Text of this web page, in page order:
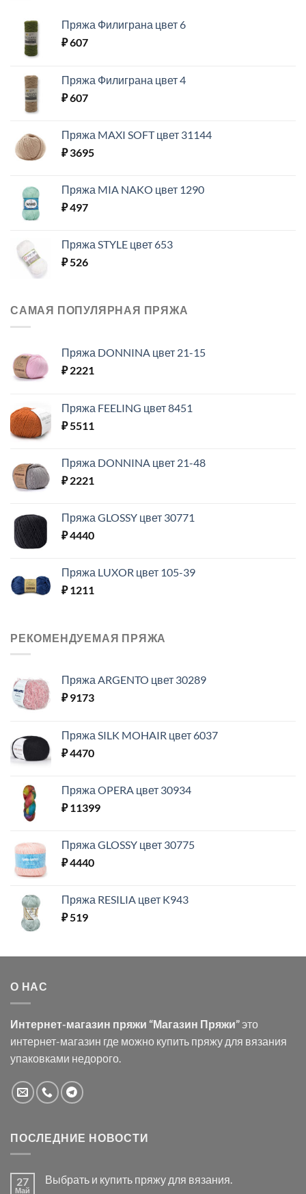
Пряжа Филиграна цвет 6
₽607
Пряжа Филиграна цвет 4
₽607
Пряжа MAXI SOFT цвет 31144
₽3695
Пряжа MIA NAKO цвет 1290
₽497
Пряжа STYLE цвет 653
₽526
САМАЯ ПОПУЛЯРНАЯ ПРЯЖА
Пряжа DONNINA цвет 21-15
₽2221
Пряжа FEELING цвет 8451
₽5511
Пряжа DONNINA цвет 21-48
₽2221
Пряжа GLOSSY цвет 30771
₽4440
Пряжа LUXOR цвет 105-39
₽1211
РЕКОМЕНДУЕМАЯ ПРЯЖА
Пряжа ARGENTO цвет 30289
₽9173
Пряжа SILK MOHAIR цвет 6037
₽4470
Пряжа OPERA цвет 30934
₽11399
Пряжа GLOSSY цвет 30775
₽4440
Пряжа RESILIA цвет K943
₽519
О НАС
Интернет-магазин пряжи “Магазин Пряжи”это
интернет-магазин где можно купить пряжу для вязания
упаковками недорого.
ПОСЛЕДНИЕ НОВОСТИ
27
Май
Выбрать и купить пряжу для вязания.